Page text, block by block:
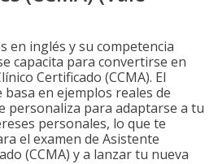
en inglés y su competencia
capacita para convertirse en
Certificado (CCMA). El
en ejemplos reales de
personaliza para adaptarse a tu
personales, lo que te
el examen de Asistente
(CCMA) y a lanzar tu nueva